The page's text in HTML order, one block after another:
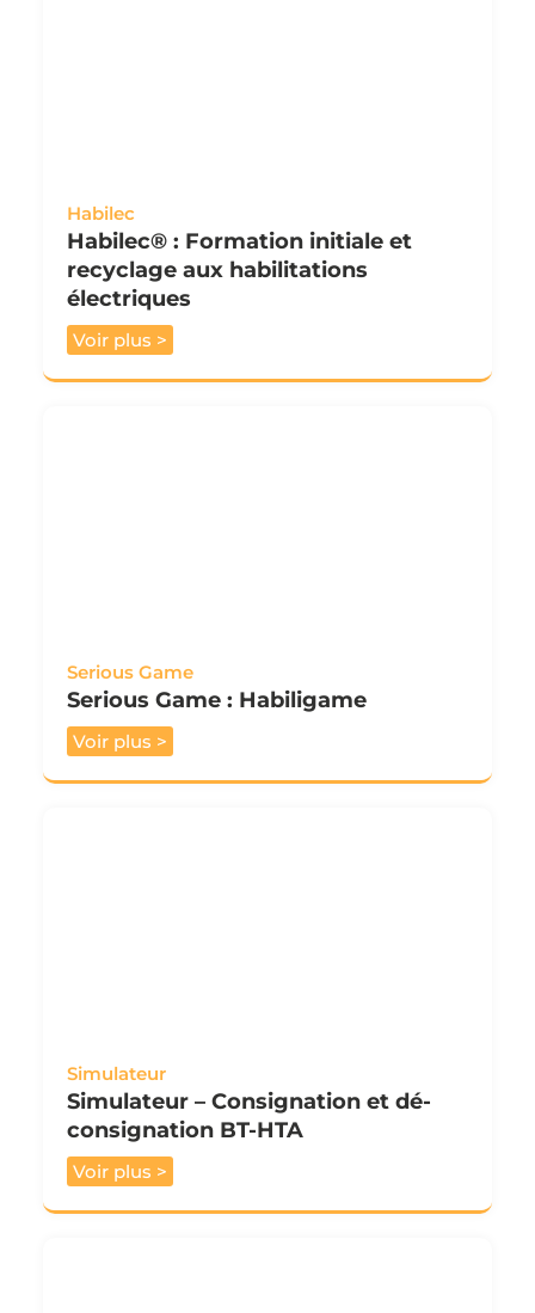
Habilec
Habilec® : Formation initiale et
recyclage aux habilitations
électriques
Voir plus >
Serious Game
Serious Game : Habiligame
Voir plus >
Simulateur
Simulateur – Consignation et dé-
consignation BT-HTA
Voir plus >